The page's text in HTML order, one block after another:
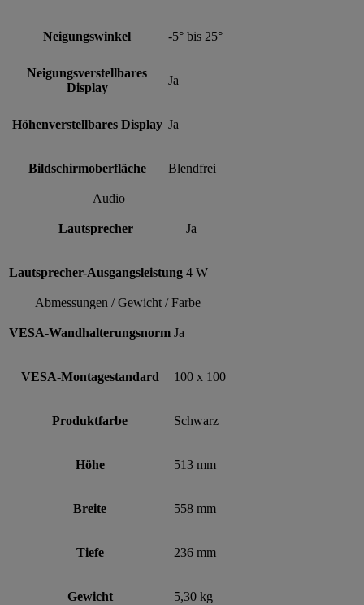
Neigungswinkel -5° bis 25°
Neigungsverstellbares
Display
Ja
Höhenverstellbares Display Ja
Bildschirmoberfläche Blendfrei
Audio
Lautsprecher Ja
Lautsprecher-Ausgangsleistung 4 W
Abmessungen / Gewicht / Farbe
VESA-Wandhalterungsnorm Ja
VESA-Montagestandard 100 x 100
Produktfarbe Schwarz
Höhe 513 mm
Breite 558 mm
Tiefe 236 mm
Gewicht 5,30 kg